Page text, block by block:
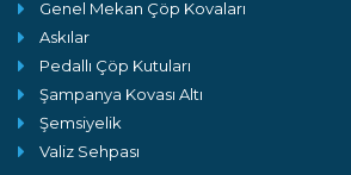
Genel Mekan Çöp Kovaları
Askılar
Pedallı Çöp Kutuları
Şampanya Kovası Altı
Şemsiyelik
Valiz Sehpası